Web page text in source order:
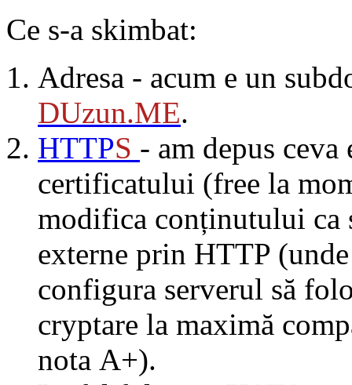
Ce s-a skimbat:
Adresa - acum e un
DUzun.ME.
HTTPS - am depus
certificatului (free la
modifica conținutului ca
externe prin HTTP
configura serverul să
cryptare la maximă
nota A+).